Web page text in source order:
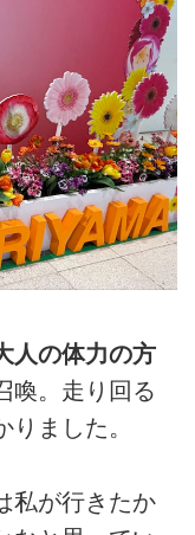
人の体力の方
喚。走り回る
ました。
私が行きたか